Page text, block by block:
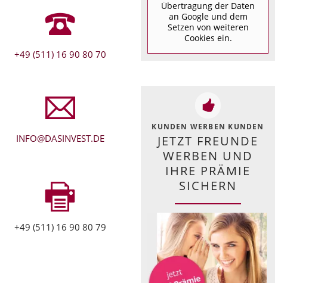
+49 (511) 16 90 80 70
INFO@DASINVEST.DE
+49 (511) 16 90 80 79
Übertragung der Daten
an Google und dem
Setzen von weiteren
Cookies ein.
KUNDEN WERBEN KUNDEN
JETZT FREUNDE
WERBEN UND
IHRE PRÄMIE
SICHERN